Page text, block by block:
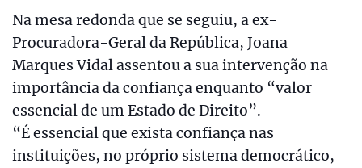
Na mesa redonda que se seguiu, a ex-
Procuradora-Geral da República, Joana
Marques Vidal assentou a sua intervenção na
importância da confiança enquanto “valor
essencial de um Estado de Direito”.
“É essencial que exista confiança nas
instituições, no próprio sistema democrático,